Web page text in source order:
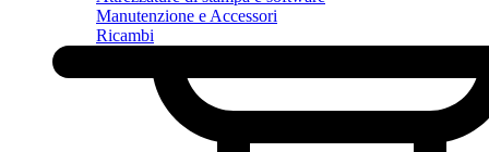
Manutenzione e Accessori
Ricambi